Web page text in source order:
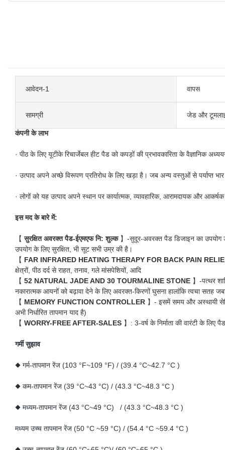
आवेदन-1 वापस
सामग्री जेड और
कंपनी के लाभ
· पीठ के लिए यूटीके रिचार्जेबल हीट पैड को कपड़ों की प्रभावकारिता के वैज्ञानिक
· उत्पाद अपने अच्छे विरूपण प्रतिरोध के लिए खड़ा है। जब अन्य वस्तुओं से पर्याप्त
· लोगों को यह उत्पाद अपने स्थान पर कार्यात्मक, व्यावहारिक, आरामदायक और
इस मद के बारे में:
【सुरक्षित अवरक्त पैड-ईएमएफ नि: शुल्क 】-सुदूर-अवरक्त पैड डिजाइन का उपयोग
उपयोग के लिए सुरक्षित, भी सूट सभी उम्र की है।
【 FAR INFRARED HEATING THERAPY FOR BACK PAIN
क्षेत्रों, पीठ दर्द से राहत, तनाव, गले मांसपेशियों, आदि
【 52 NATURAL JADE AND 30 TOURMALINE STONE 】-पत्थर
नकारात्मक आयनों को बढ़ावा देने के लिए अवरक्त-किरणों घुसना हालांकि त्वचा सतह
【 MEMORY FUNCTION CONTROLLER 】- इसमें समय और अस्थायी
अभी निर्धारित तापमान याद है)
【 WORRY-FREE AFTER-SALES 】: 3-वर्ष के निर्माता की वारंटी के
गर्मी सुझाव
◆ गर्म-तापमान रेंज (103 °F~109 °F) / (39.4 °C~42.7 °C )
◆ कम-तापमान रेंज (39 °C~43 °C) / (43.3 °C~48.3 °C )
◆ मध्यम-तापमान रेंज (43 °C~49 °C) / (43.3 °C~48.3 °C )
मध्यम उच्च तापमान रेंज (50 °C ~59 °C) / (54.4 °C ~59.4 °C )